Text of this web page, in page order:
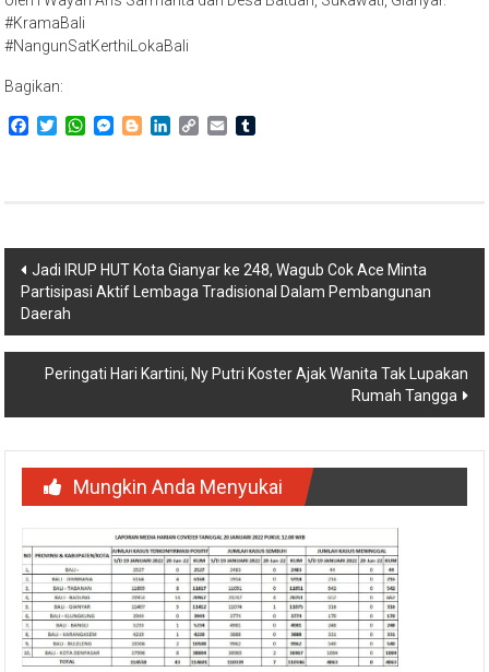
#KramaBali
#NangunSatKerthiLokaBali
Bagikan:
Facebook
TwitterWhatsApp
Messenger
BloggerLinkedIn
Copy Email
Navigasi
pos
Jadi IRUP HUT Kota Gianyar ke 248, Wagub Cok Ace Minta
Partisipasi Aktif Lembaga Tradisional Dalam Pembangunan
Daerah
Peringati Hari Kartini, Ny Putri Koster Ajak Wanita Tak Lupakan
Rumah Tangga
Mungkin Anda Menyukai